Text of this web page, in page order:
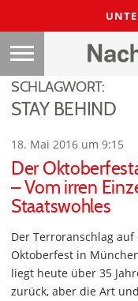
SCHLAGWORT:
STAY BEHIND
18. Mai 2016 um 9:15
Der
– Vom irren
Staatswohles
Der Terroranschlag auf
Oktoberfest in
liegt heute über 35
zurück, aber die Art und